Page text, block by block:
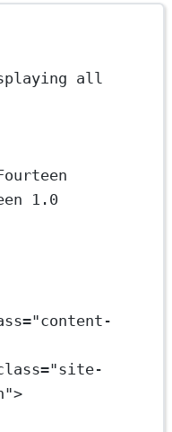
all
1.0
"content-
"site-
>